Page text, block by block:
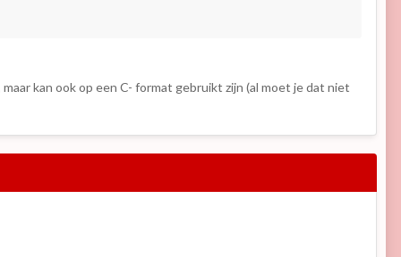
kan ook op een C- format gebruikt zijn (al moet je dat niet